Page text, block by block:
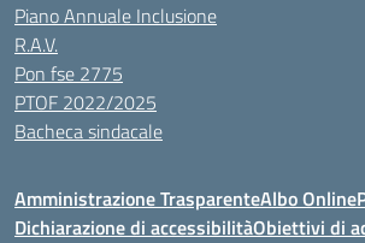
Piano Annuale Inclusione
R.A.V.
Pon fse 2775
PTOF 2022/2025
Bacheca sindacale
Amministrazione TrasparenteAlbo Online
Dichiarazione di accessibilitàObiettivi di